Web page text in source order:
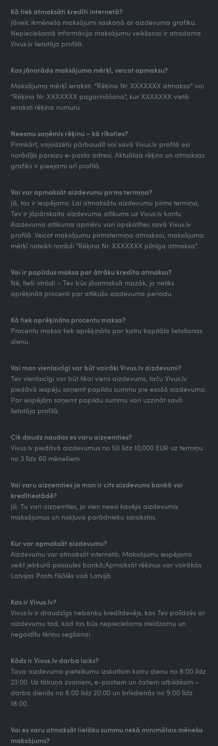
Kā tiek atmaksāti kredīti internetā?
Jāveic ikmēneša maksājumi saskaņā ar aizdevuma grafiku.
Nepieciešamā informācija maksājumu veikšanai ir atrodama
Vivus.lv lietotāja profilā.
Kas jānorāda maksājuma mērķī, veicot apmaksu?
Maksājuma mērķī ieraksti: "Rēķina Nr. XXXXXXX atmaksa" vai
"Rēķina Nr. XXXXXXX pagarināšana", kur XXXXXXX vietā
ieraksti rēķina numuru.
Neesmu saņēmis rēķinu – kā rīkoties?
Pirmkārt, vajadzētu pārbaudīt vai savā Vivus.lv profilā esi
norādījis pareizu e-pasta adresi. Aktuālais rēķins un atmaksas
grafiks ir pieejami arī profilā.
Vai var apmaksāt aizdevumu pirms termiņa?
Jā, tas ir iespējams. Lai atmaksātu aizdevumu pirms termiņa,
Tev ir jāpārskaita aizdevuma atlikums uz Vivus.lv kontu.
Aizdevuma atlikuma apmēru vari apskatīties savā Vivus.lv
profilā. Veicot maksājumu pirmstermiņa atmaksai, maksājuma
mērķī noteikti norādi “Rēķina Nr. XXXXXXX pilnīga atmaksa”.
Vai ir papildus maksa par ātrāku kredīta atmaksu?
Nē, tieši otrādi – Tev būs jāsamaksā mazāk, jo netiks
aprēķināti procenti par atlikušo aizdevuma periodu.
Kā tiek aprēķināta procentu maksa?
Procentu maksa tiek aprēķināta par katru kapitāla lietošanas
dienu.
Vai man vienlaicīgi var būt vairāki Vivus.lv aizdevumi?
Tev vienlaicīgi var būt tikai viens aizdevums, taču Vivus.lv
piedāvā iespēju saņemt papildu summu pie esošā aizdevuma.
Par iespējām saņemt papildu summu vari uzzināt savā
lietotāja profilā.
Cik daudz naudas es varu aizņemties?
Vivus.lv piedāvā aizdevumus no 50 līdz 10,000 EUR uz termiņu
no 3 līdz 60 mēnešiem.
Vai varu aizņemties ja man ir cits aizdevums bankā vai
kredītiestādē?
Jā. Tu vari aizņemties, ja vien neesi kavējis aizdevuma
maksājumus un nokļuvis parādnieku sarakstos.
Kur var apmaksāt aizdevumu?
Aizdevumu var atmaksāt internetā; Maksājumu iespējams
veikt jebkurā pasaules bankā;Apmaksāt rēķinus var vairākās
Latvijas Pasts filiālēs visā Latvijā.
Kas ir Vivus.lv?
Vivus.lv ir draudzīgs nebanku kredītdevējs, kas Tev palīdzēs ar
aizdevumu tad, kad tas būs nepieciešams steidzamu un
negaidītu tēriņu segšanai.
Kāds ir Vivus.lv darba laiks?
Tava aizdevuma pieteikumu izskatīsim katru dienu no 8:00 līdz
23:00. Uz tālruņa zvaniem, e-pastiem un čatiem atbildēsim –
darba dienās no 8:00 līdz 20:00 un brīvdienās no 9:00 līdz
18:00.
Vai es varu atmaksāt lielāku summu nekā minimālais mēneša
maksājums?